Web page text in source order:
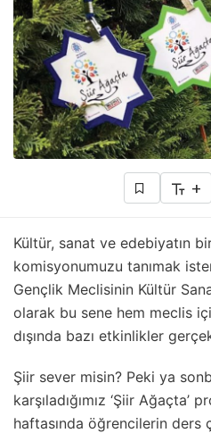
+
Kültür, sanat ve edebiyatın
komisyonumuzu tanımak
Gençlik Meclisinin Kültür
olarak bu sene hem meclis
dışında bazı etkinlikler
Şiir sever misin? Peki ya
karşıladığımız ‘Şiir
haftasında öğrencilerin ders